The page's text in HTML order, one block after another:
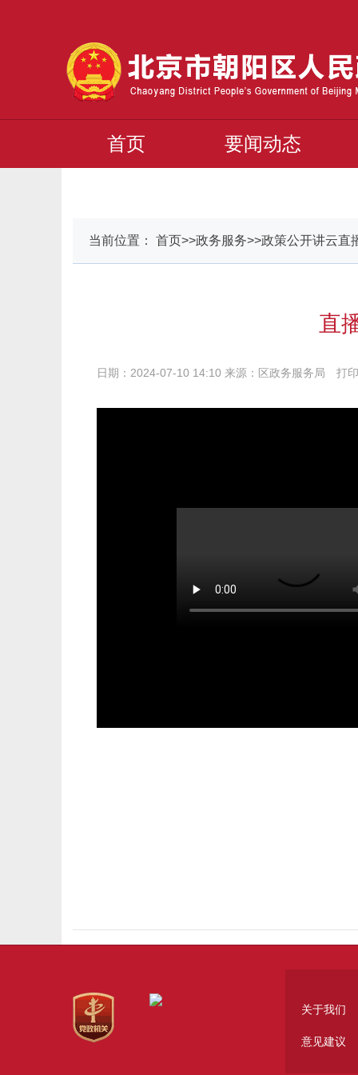
首页 要闻动态
当前位置： 首页>>政务服务>>政策公开讲云直
直
日期：2024-07-10 14:10 来源：区政务服务局 打
关于我们
意见建议